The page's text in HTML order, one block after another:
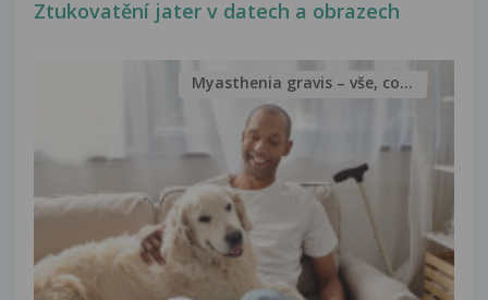
Ztukovatění jater v datech a obrazech
Myasthenia gravis – vše, co...